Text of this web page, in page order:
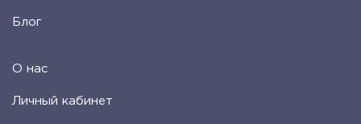
Блог
О нас
Личный кабинет